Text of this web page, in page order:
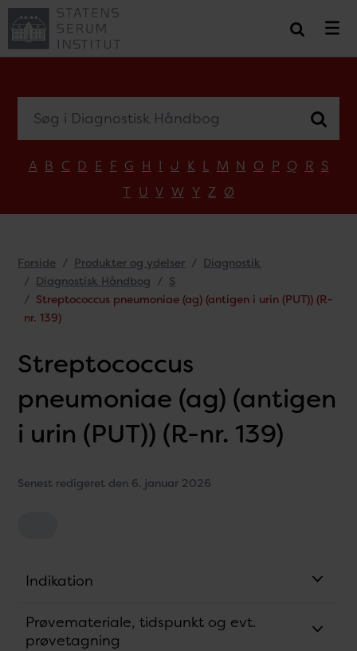
A B C D E F G H I J K L M N O P Q R S
T U V W Y Z Ø
Forside Produkter og ydelser
Diagnostik
Diagnostisk Håndbog
S
Streptococcus pneumoniae (ag) (antigen i urin (PUT)) (R-
nr. 139)
Streptococcus
pneumoniae (ag) (antigen
i urin (PUT)) (R-nr. 139)
Senest redigeret den 6. januar 2026
Indikation
Prøvemateriale, tidspunkt og evt.
prøvetagning